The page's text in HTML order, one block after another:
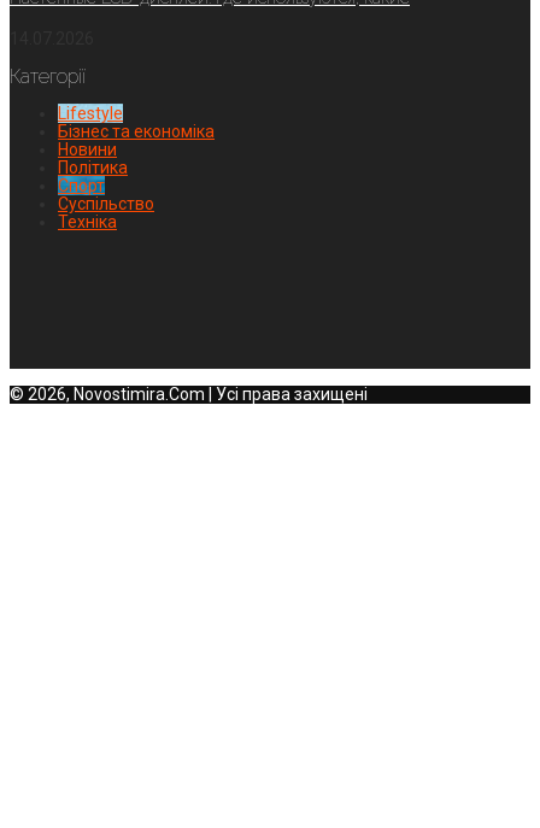
Категорії
Lifestyle
Бізнес та економіка
Новини
Політика
Спорт
Суспільство
Техніка
© 2026, Novostimira.Com | Усі права захищені